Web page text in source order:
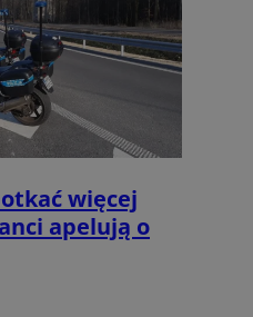
więcej
apelują o